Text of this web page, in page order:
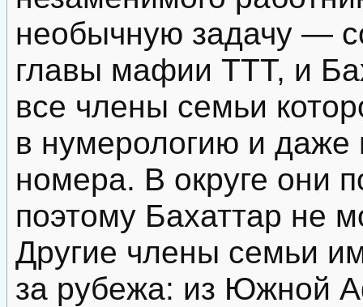
необычную задачу —
главы мафии ТТТ, и
все члены семьи
в нумерологию и даже
номера. В округе они
поэтому Бахаттар не
Другие члены семьи
за рубежа: из Южной